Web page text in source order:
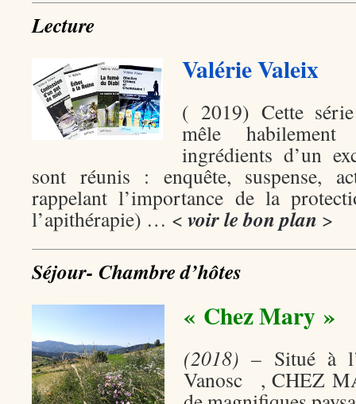
Lecture
Valérie Valeix
( 2019) Cette
mêle
ingrédients d’un
sont réunis : enquête, suspense,
rappelant l’importance de la
l’apithérapie) … < voir le bon plan >
Séjour- Chambre d’hôtes
« Chez Mary »
(2018) – Situé à
Vanosc , CHEZ